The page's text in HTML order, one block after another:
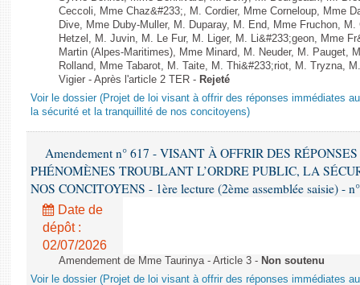
Ceccoli, Mme Chaz&#233;, M. Cordier, Mme Corneloup, Mme
Dive, Mme Duby-Muller, M. Duparay, M. End, Mme Fruchon,
Hetzel, M. Juvin, M. Le Fur, M. Liger, M. Li&#233;geon, Mme
Martin (Alpes-Maritimes), Mme Minard, M. Neuder, M. Pauget,
Rolland, Mme Tabarot, M. Taite, M. Thi&#233;riot, M. Tryzna,
Vigier - Après l'article 2 TER - Rejeté
Voir le dossier (Projet de loi visant à offrir des réponses immédiates
la sécurité et la tranquillité de nos concitoyens)
Amendement n° 617 - VISANT À OFFRIR DES
PHÉNOMÈNES TROUBLANT L’ORDRE PUBLIC, LA
NOS CONCITOYENS - 1ère lecture (2ème assemblée saisie) -
Date de
dépôt :
02/07/2026
Amendement de Mme Taurinya - Article 3 - Non soutenu
Voir le dossier (Projet de loi visant à offrir des réponses immédiates